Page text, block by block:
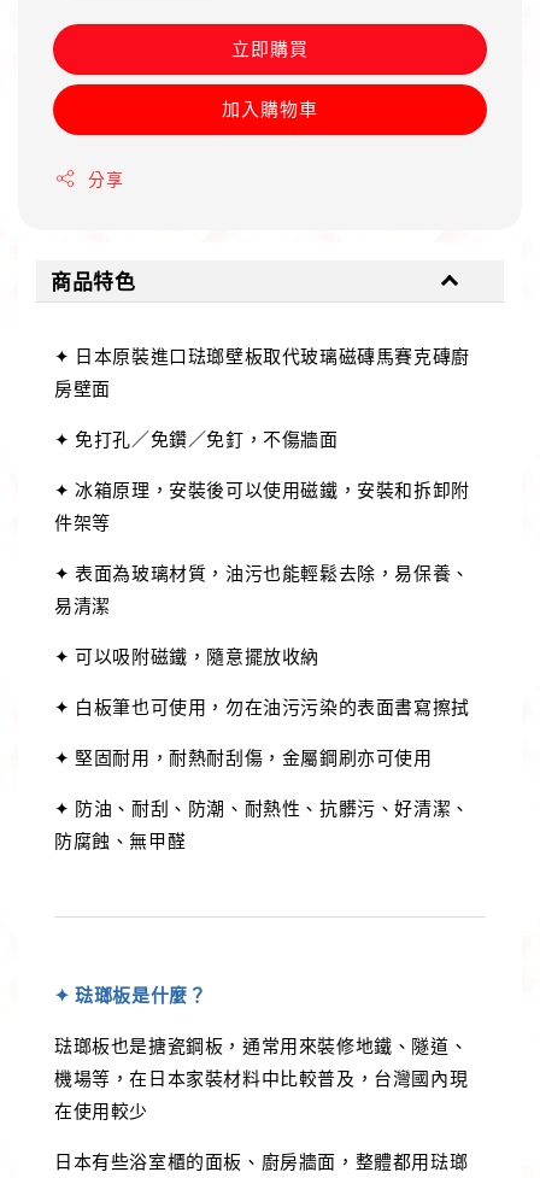
立即購買
加入購物車
分享
商品特色
✦ 日本原裝進口琺瑯壁板取代玻璃磁磚馬賽克磚廚
房壁面
✦ 免打孔／免鑽／免釘，不傷牆面
✦ 冰箱原理，安裝後可以使用磁鐵，安裝和拆卸附
件架等
✦ 表面為玻璃材質，油污也能輕鬆去除，易保養、
易清潔
✦ 可以吸附磁鐵，隨意擺放收納
✦ 白板筆也可使用，勿在油污污染的表面書寫擦拭
✦ 堅固耐用，耐熱耐刮傷，金屬鋼刷亦可使用
✦ 防油、耐刮、防潮、耐熱性、抗髒污、好清潔、
防腐蝕、無甲醛
✦ 琺瑯板是什麼？
琺瑯板也是搪瓷鋼板，通常用來裝修地鐵、隧道、
機場等，在日本家裝材料中比較普及，台灣國內現
在使用較少
日本有些浴室櫃的面板、廚房牆面，整體都用琺瑯